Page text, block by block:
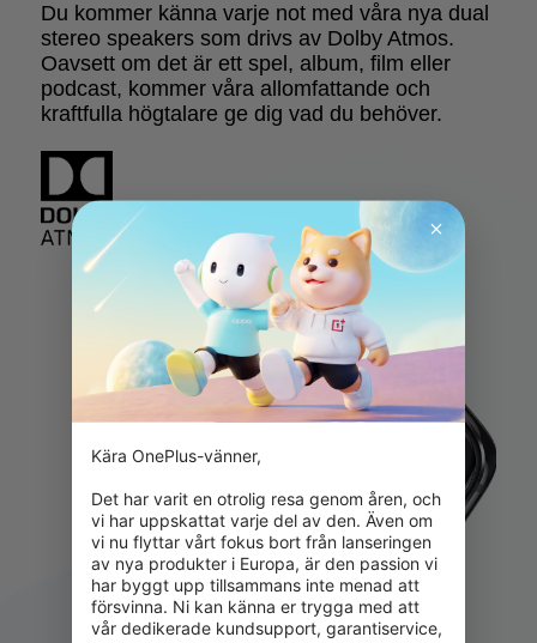
Du kommer känna varje not med våra nya dual
stereo speakers som drivs av Dolby Atmos.
Oavsett om det är ett spel, album, film eller
podcast, kommer våra allomfattande och
kraftfulla högtalare ge dig vad du behöver.
Kära OnePlus-vänner,
Det har varit en otrolig resa genom åren, och
vi har uppskattat varje del av den. Även om
vi nu flyttar vårt fokus bort från lanseringen
av nya produkter i Europa, är den passion vi
har byggt upp tillsammans inte menad att
försvinna. Ni kan känna er trygga med att
vår dedikerade kundsupport, garantiservice,